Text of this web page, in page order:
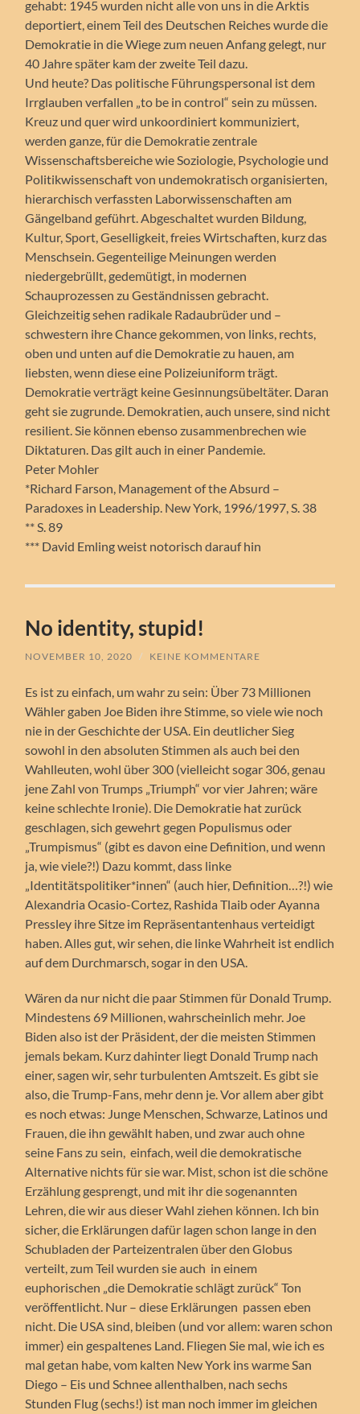
gehabt: 1945 wurden nicht alle von uns in die Arktis
deportiert, einem Teil des Deutschen Reiches wurde die
Demokratie in die Wiege zum neuen Anfang gelegt, nur
40 Jahre später kam der zweite Teil dazu.
Und heute? Das politische Führungspersonal ist dem
Irrglauben verfallen „to be in control“ sein zu müssen.
Kreuz und quer wird unkoordiniert kommuniziert,
werden ganze, für die Demokratie zentrale
Wissenschaftsbereiche wie Soziologie, Psychologie und
Politikwissenschaft von undemokratisch organisierten,
hierarchisch verfassten Laborwissenschaften am
Gängelband geführt. Abgeschaltet wurden Bildung,
Kultur, Sport, Geselligkeit, freies Wirtschaften, kurz das
Menschsein. Gegenteilige Meinungen werden
niedergebrüllt, gedemütigt, in modernen
Schauprozessen zu Geständnissen gebracht.
Gleichzeitig sehen radikale Radaubrüder und –
schwestern ihre Chance gekommen, von links, rechts,
oben und unten auf die Demokratie zu hauen, am
liebsten, wenn diese eine Polizeiuniform trägt.
Demokratie verträgt keine Gesinnungsübeltäter. Daran
geht sie zugrunde. Demokratien, auch unsere, sind nicht
resilient. Sie können ebenso zusammenbrechen wie
Diktaturen. Das gilt auch in einer Pandemie.
Peter Mohler
*Richard Farson, Management of the Absurd –
Paradoxes in Leadership. New York, 1996/1997, S. 38
** S. 89
*** David Emling weist notorisch darauf hin
No identity, stupid!
NOVEMBER 10, 2020 / KEINE KOMMENTARE
Es ist zu einfach, um wahr zu sein: Über 73 Millionen
Wähler gaben Joe Biden ihre Stimme, so viele wie noch
nie in der Geschichte der USA. Ein deutlicher Sieg
sowohl in den absoluten Stimmen als auch bei den
Wahlleuten, wohl über 300 (vielleicht sogar 306, genau
jene Zahl von Trumps „Triumph“ vor vier Jahren; wäre
keine schlechte Ironie). Die Demokratie hat zurück
geschlagen, sich gewehrt gegen Populismus oder
„Trumpismus“ (gibt es davon eine Definition, und wenn
ja, wie viele?!) Dazu kommt, dass linke
„Identitätspolitiker*innen“ (auch hier, Definition…?!) wie
Alexandria Ocasio-Cortez, Rashida Tlaib oder Ayanna
Pressley ihre Sitze im Repräsentantenhaus verteidigt
haben. Alles gut, wir sehen, die linke Wahrheit ist endlich
auf dem Durchmarsch, sogar in den USA.
Wären da nur nicht die paar Stimmen für Donald Trump.
Mindestens 69 Millionen, wahrscheinlich mehr. Joe
Biden also ist der Präsident, der die meisten Stimmen
jemals bekam. Kurz dahinter liegt Donald Trump nach
einer, sagen wir, sehr turbulenten Amtszeit. Es gibt sie
also, die Trump-Fans, mehr denn je. Vor allem aber gibt
es noch etwas: Junge Menschen, Schwarze, Latinos und
Frauen, die ihn gewählt haben, und zwar auch ohne
seine Fans zu sein, einfach, weil die demokratische
Alternative nichts für sie war. Mist, schon ist die schöne
Erzählung gesprengt, und mit ihr die sogenannten
Lehren, die wir aus dieser Wahl ziehen können. Ich bin
sicher, die Erklärungen dafür lagen schon lange in den
Schubladen der Parteizentralen über den Globus
verteilt, zum Teil wurden sie auch in einem
euphorischen „die Demokratie schlägt zurück“ Ton
veröffentlicht. Nur – diese Erklärungen passen eben
nicht. Die USA sind, bleiben (und vor allem: waren schon
immer) ein gespaltenes Land. Fliegen Sie mal, wie ich es
mal getan habe, vom kalten New York ins warme San
Diego – Eis und Schnee allenthalben, nach sechs
Stunden Flug (sechs!) ist man noch immer im gleichen